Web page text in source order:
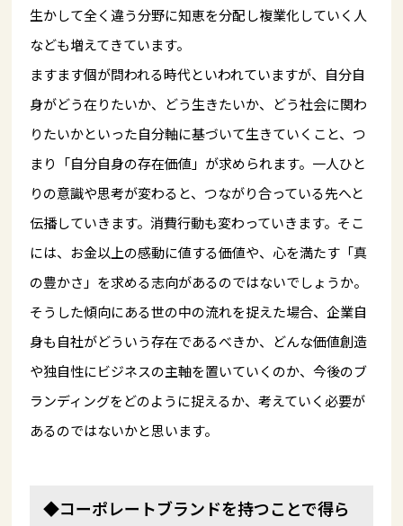
生かして全く違う分野に知恵を分配し複業化していく人
なども増えてきています。
ますます個が問われる時代といわれていますが、自分自
身がどう在りたいか、どう生きたいか、どう社会に関わ
りたいかといった自分軸に基づいて生きていくこと、つ
まり「自分自身の存在価値」が求められます。一人ひと
りの意識や思考が変わると、つながり合っている先へと
伝播していきます。消費行動も変わっていきます。そこ
には、お金以上の感動に値する価値や、心を満たす「真
の豊かさ」を求める志向があるのではないでしょうか。
そうした傾向にある世の中の流れを捉えた場合、企業自
身も自社がどういう存在であるべきか、どんな価値創造
や独自性にビジネスの主軸を置いていくのか、今後のブ
ランディングをどのように捉えるか、考えていく必要が
あるのではないかと思います。
◆コーポレートブランドを持つことで得ら